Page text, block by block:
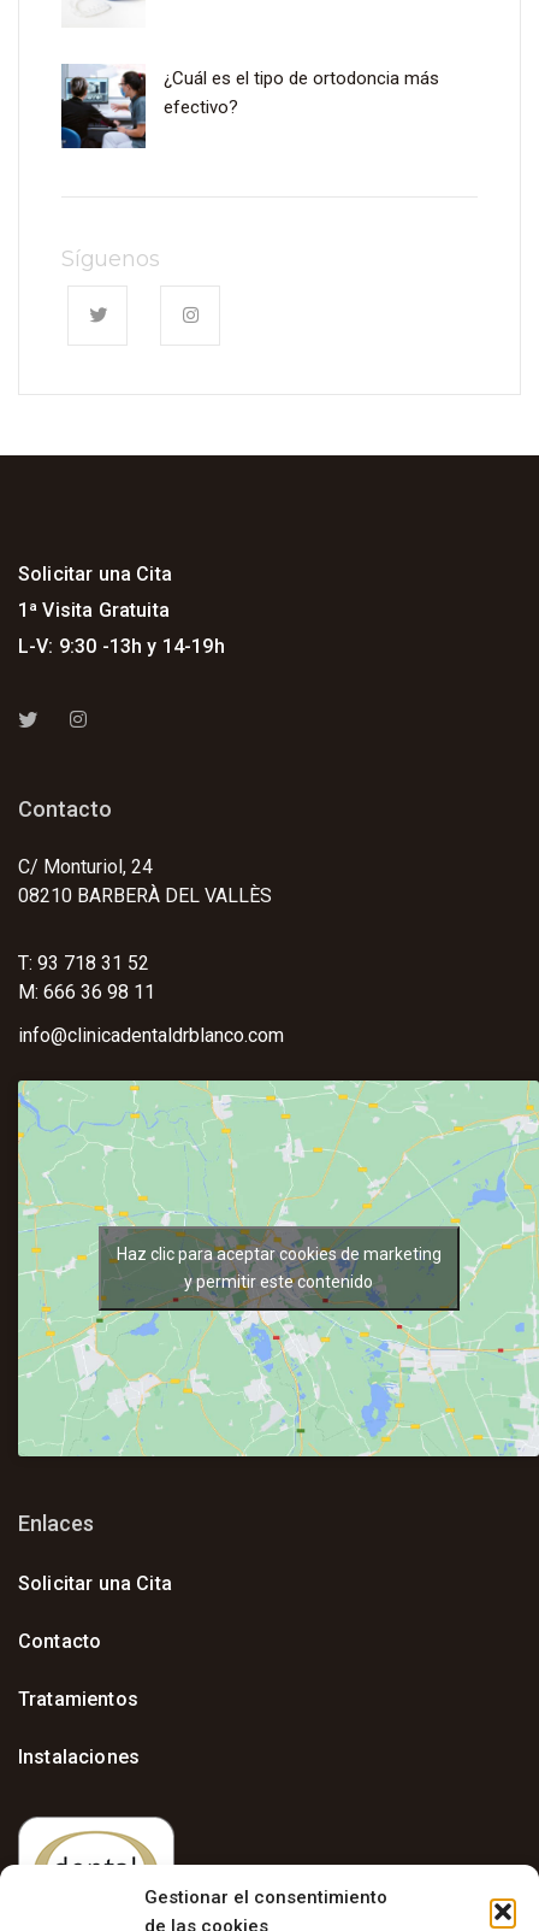
Gestionar el consentimiento
de las cookies
¿Cuál es el tipo de ortodoncia más
efectivo?
Síguenos
Solicitar una Cita
1ª Visita Gratuita
L-V: 9:30 -13h y 14-19h
Contacto
C/ Monturiol, 24
08210 BARBERÀ DEL VALLÈS
T: 93 718 31 52
M: 666 36 98 11
info@clinicadentaldrblanco.com
Haz clic para aceptar cookies de marketing
y permitir este contenido
Enlaces
Solicitar una Cita
Contacto
Tratamientos
Instalaciones